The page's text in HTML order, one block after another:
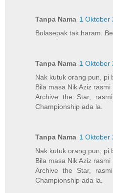
Tanpa Nama 1 Oktober
Bolasepak tak haram.
Tanpa Nama 1 Oktober
Nak kutuk orang pun, pi
Bila masa Nik Aziz
Archive the Star,
Championship ada la.
Tanpa Nama 1 Oktober
Nak kutuk orang pun, pi
Bila masa Nik Aziz
Archive the Star,
Championship ada la.